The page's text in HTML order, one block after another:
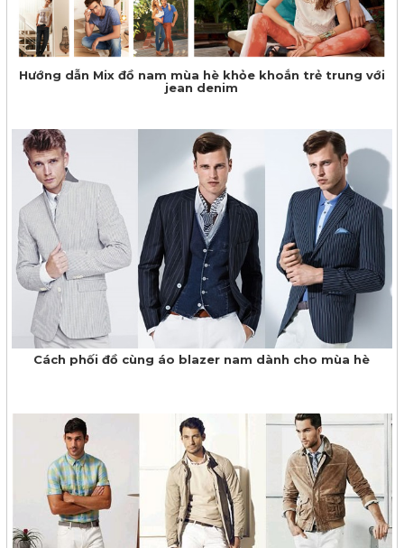
Hướng dẫn Mix đồ nam mùa hè khỏe khoắn trẻ trung với
jean denim
Cách phối đồ cùng áo blazer nam dành cho mùa hè